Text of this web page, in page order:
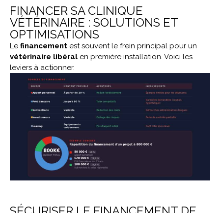
FINANCER SA CLINIQUE
VÉTÉRINAIRE : SOLUTIONS ET
OPTIMISATIONS
Le financement est souvent le frein principal pour un
vétérinaire libéral en première installation. Voici les
leviers à actionner.